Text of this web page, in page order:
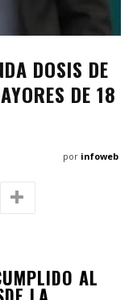
DOSIS DE
DE 18
por infoweb
AL